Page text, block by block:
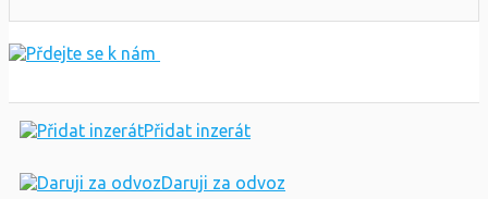
Přidat inzerát
Daruji za odvoz